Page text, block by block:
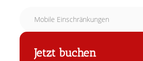
Mobile Einschränkungen
Jetzt buchen